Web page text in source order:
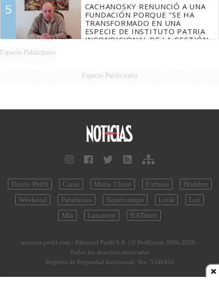
5
CACHANOSKY RENUNCIÓ A UNA
FUNDACIÓN PORQUE "SE HA
TRANSFORMADO EN UNA
ESPECIE DE INSTITUTO PATRIA
INCONDICIONAL DE LA GESTIÓN
Espacio Publicitario
Espacio Publicitario
Diario Perfil Caras Marie Claire Fortuna
Hombre
Weekend
Parabrisas Supercampo Look
Luz
Mía
Lunateen BATimes
noticias.perfil.com - Editorial Perfil S.A. | © Perfil.com 2006-2026 -
Todos los derechos reservados
Registro de Propiedad Intelectual: Nro. 5346433